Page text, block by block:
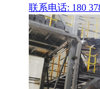
联系电话: 180